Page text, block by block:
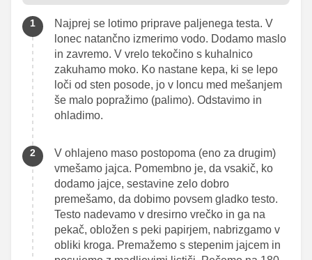
Najprej se lotimo priprave paljenega testa. V
lonec natančno izmerimo vodo. Dodamo maslo
in zavremo. V vrelo tekočino s kuhalnico
zakuhamo moko. Ko nastane kepa, ki se lepo
loči od sten posode, jo v loncu med mešanjem
še malo popražimo (palimo). Odstavimo in
ohladimo.
V ohlajeno maso postopoma (eno za drugim)
vmešamo jajca. Pomembno je, da vsakič, ko
dodamo jajce, sestavine zelo dobro
premešamo, da dobimo povsem gladko testo.
Testo nadevamo v dresirno vrečko in ga na
pekač, obložen s peki papirjem, nabrizgamo v
obliki kroga. Premažemo s stepenim jajcem in